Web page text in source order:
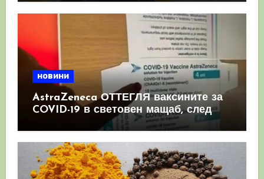
новини
AstraZeneca ОТТЕГЛЯ ваксините за
COVID-19 в световен мащаб, след
като призна, че те причиняват
КРЪВНИ съсиреци